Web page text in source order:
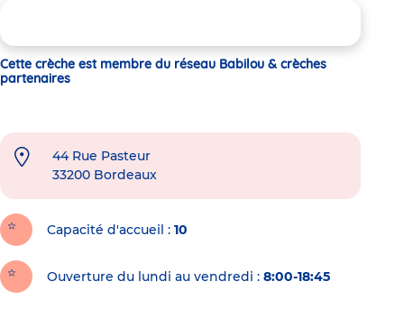
Cette crèche est membre du réseau Babilou & crèches
partenaires
44 Rue Pasteur
33200 Bordeaux
Capacité d'accueil 10
Ouverture du lundi au vendredi : 8:00-18:45